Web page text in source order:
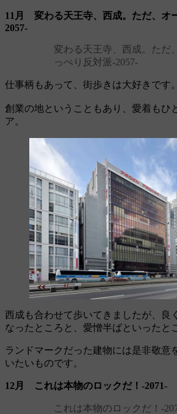
11月 変わる天王寺、西成。ただ、オ
2057‐
変わる天王寺、西成。ただ
っぺり反対派‐2057‐
仕事柄もあって、街歩きは大好きです。
創業の地ということもあり、愛着もひ
ア。
西成も合わせて歩いてきましたが、良
なったところと、愛憎半ばといったと
ランドマークだった建物には是非敬意
いたいものです。
12月 これは本物のロックだ！‐2071‐
これは本物のロックだ！